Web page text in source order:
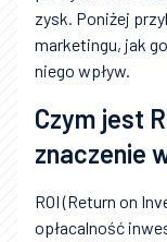
zysk. Poniżej
marketingu, jak
niego wpływ.
Czym jest
znaczenie
ROI (Return on
opłacalność